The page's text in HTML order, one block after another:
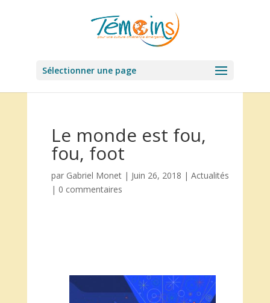
Sélectionner une page
Le monde est fou,
fou, foot
par Gabriel Monet| Juin 26, 2018 | Actualités
| 0 commentaires